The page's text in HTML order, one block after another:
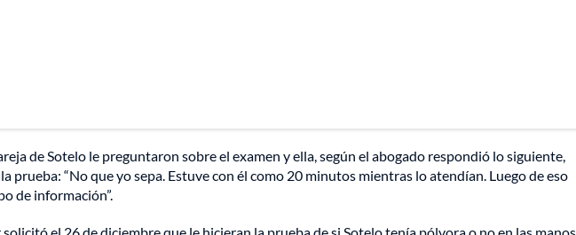
de Sotelo le preguntaron sobre el examen y ella, según el abogado respondió lo siguiente,
prueba: “No que yo sepa. Estuve con él como 20 minutos mientras lo atendían. Luego de eso
de información”.